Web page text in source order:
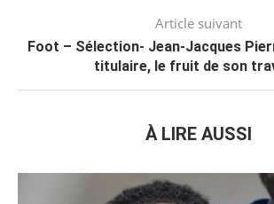
Article suivant
Foot – Sélection- Jean-Jacques
titulaire, le fruit de son
À LIRE AUSSI